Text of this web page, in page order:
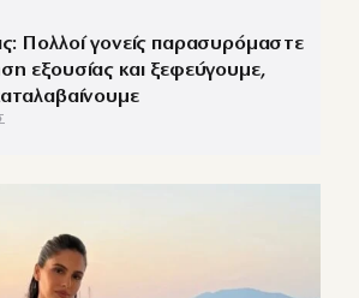
Πολλοί γονείς παρασυρόμαστε
εξουσίας και ξεφεύγουμε,